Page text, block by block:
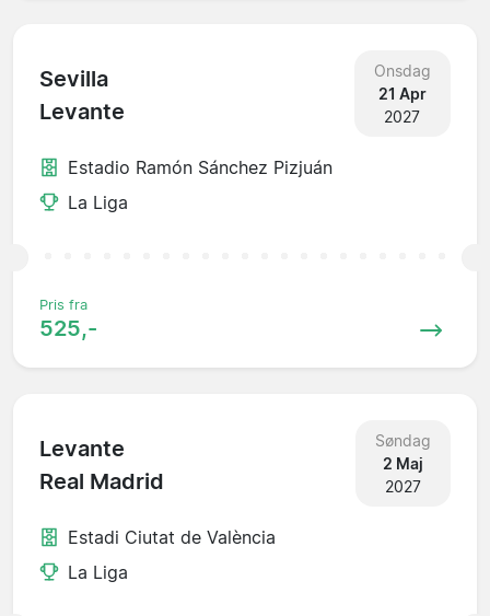
Sevilla
Levante
Onsdag
21 Apr
2027
Estadio Ramón Sánchez Pizjuán
La Liga
Pris fra
525,-
Levante
Real Madrid
Søndag
2 Maj
2027
Estadi Ciutat de València
La Liga